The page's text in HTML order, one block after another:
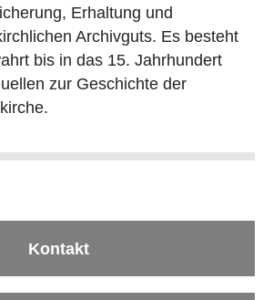
Erhaltung und
Archivguts. Es besteht
bis in das 15. Jahrhundert
zur Geschichte der
Kontakt